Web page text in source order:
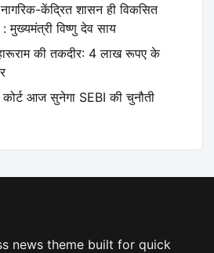
केंद्रित शासन ही विकसित
मुख्यमंत्री विष्णु देव साय
की तकदीर: 4 लाख रूपए के
कोर्ट आज सुनेगा SEBI की चुनौती
news theme built for quick